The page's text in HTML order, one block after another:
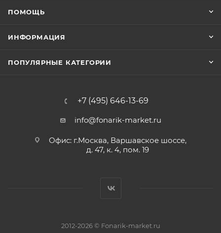
ПОМОЩЬ
ИНФОРМАЦИЯ
ПОПУЛЯРНЫЕ КАТЕГОРИИ
+7 (495) 646-13-69
info@fonarik-market.ru
Офис: г.Москва, Варшавское шоссе,
д. 47, к. 4, пом. 19
2012-2026 © Fonarik-market.ru